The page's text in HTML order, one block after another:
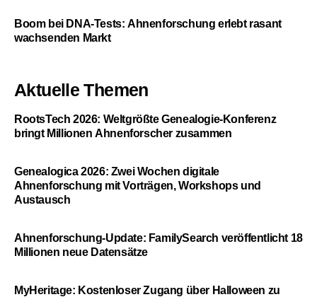
Boom bei DNA-Tests: Ahnenforschung erlebt rasant
wachsenden Markt
Aktuelle Themen
RootsTech 2026: Weltgrößte Genealogie-Konferenz
bringt Millionen Ahnenforscher zusammen
Genealogica 2026: Zwei Wochen digitale
Ahnenforschung mit Vorträgen, Workshops und
Austausch
Ahnenforschung-Update: FamilySearch veröffentlicht 18
Millionen neue Datensätze
MyHeritage: Kostenloser Zugang über Halloween zu